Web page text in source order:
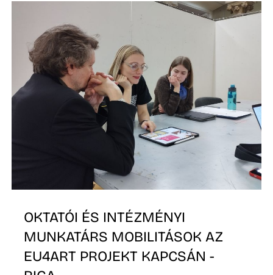
OKTATÓI ÉS INTÉZMÉNYI
MUNKATÁRS MOBILITÁSOK AZ
EU4ART PROJEKT KAPCSÁN -